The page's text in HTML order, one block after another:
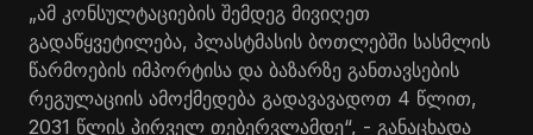
„ამ კონსულტაციების შემდეგ მივიღეთ
გადაწყვეტილება, პლასტმასის ბოთლებში სასმლის
წარმოების იმპორტისა და ბაზარზე განთავსების
რეგულაციის ამოქმედება გადავავადოთ 4 წლით,
2031 წლის პირველ თებერვლამდე“, - განაცხადა